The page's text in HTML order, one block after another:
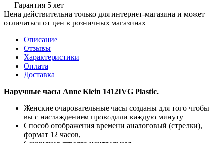
Гарантия 5 лет
Цена действительна только для интернет-магазина и может
отличаться от цен в розничных магазинах
Описание
Отзывы
Характеристики
Оплата
Доставка
Наручные часы Anne Klein 1412IVG Plastic.
Женские очаровательные часы созданы для того чтобы
вы с наслаждением проводили каждую минуту.
Способ отображения времени аналоговый (стрелки),
формат 12 часов,